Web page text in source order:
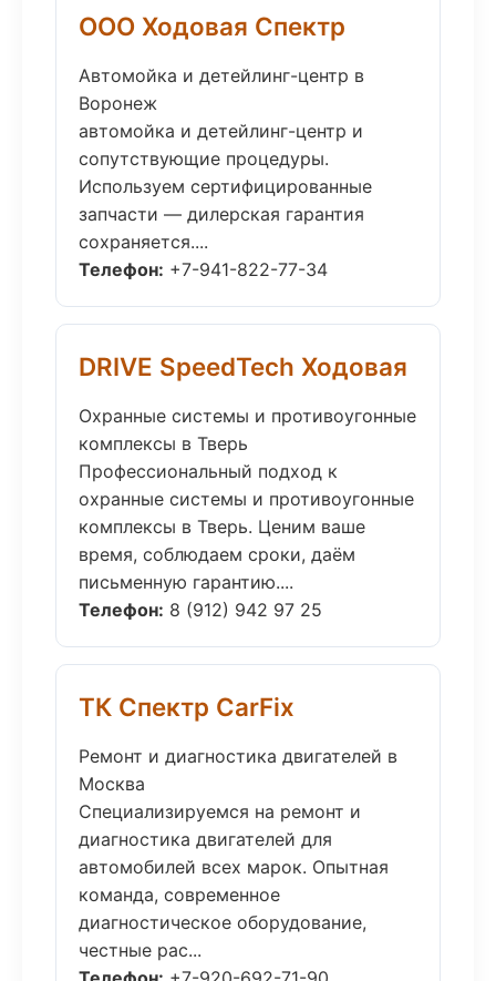
ООО Ходовая Спектр
Автомойка и детейлинг-центр в
Воронеж
автомойка и детейлинг-центр и
сопутствующие процедуры.
Используем сертифицированные
запчасти — дилерская гарантия
сохраняется....
Телефон: +7-941-822-77-34
DRIVE SpeedTech Ходовая
Охранные системы и противоугонные
комплексы в Тверь
Профессиональный подход к
охранные системы и противоугонные
комплексы в Тверь. Ценим ваше
время, соблюдаем сроки, даём
письменную гарантию....
Телефон: 8 (912) 942 97 25
ТК Спектр CarFix
Ремонт и диагностика двигателей в
Москва
Специализируемся на ремонт и
диагностика двигателей для
автомобилей всех марок. Опытная
команда, современное
диагностическое оборудование,
честные рас...